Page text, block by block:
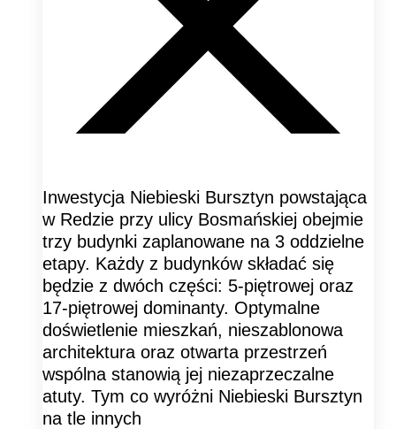
Inwestycja Niebieski Bursztyn powstająca
w Redzie przy ulicy Bosmańskiej obejmie
trzy budynki zaplanowane na 3 oddzielne
etapy. Każdy z budynków składać się
będzie z dwóch części: 5-piętrowej oraz
17-piętrowej dominanty. Optymalne
doświetlenie mieszkań, nieszablonowa
architektura oraz otwarta przestrzeń
wspólna stanowią jej niezaprzeczalne
atuty. Tym co wyróżni Niebieski Bursztyn
na tle innych